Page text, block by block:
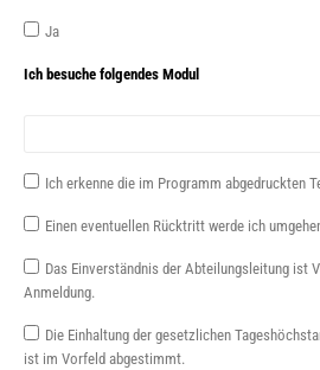
Ja
Ich besuche folgendes Modul
Ich erkenne die im Programm abgedruckten
Einen eventuellen Rücktritt werde ich
Das Einverständnis der Abteilungsleitung ist
Anmeldung.
Die Einhaltung der gesetzlichen
ist im Vorfeld abgestimmt.